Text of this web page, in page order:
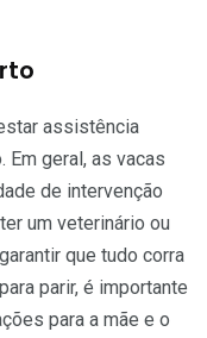
assistência
Em geral, as vacas
de intervenção
um veterinário ou
que tudo corra
parir, é importante
para a mãe e o